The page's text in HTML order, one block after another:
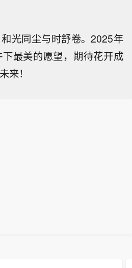
光同尘与时舒卷。2025年
最美的愿望，期待花开成
来！